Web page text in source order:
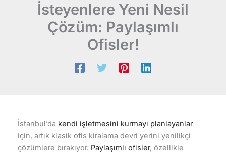
İsteyenlere Yeni Nesil
Çözüm: Paylaşımlı
Ofisler!
İstanbul’da kendi işletmesini kurmayı planlayanlar
için, artık klasik ofis kiralama devri yerini yenilikçi
çözümlere bırakıyor. Paylaşımlı ofisler, özellikle